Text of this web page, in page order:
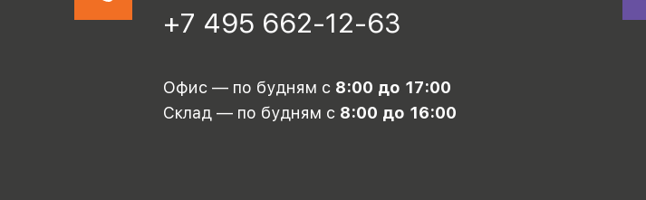
+7 495 662-12-63
Офис — по будням с 8:00 до 17:00
Склад — по будням с 8:00 до 16:00